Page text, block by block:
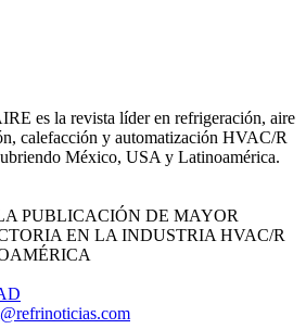
es la revista líder en refrigeración, aire
calefacción y automatización HVAC/R
México, USA y Latinoamérica.
PUBLICACIÓN DE MAYOR
EN LA INDUSTRIA HVAC/R